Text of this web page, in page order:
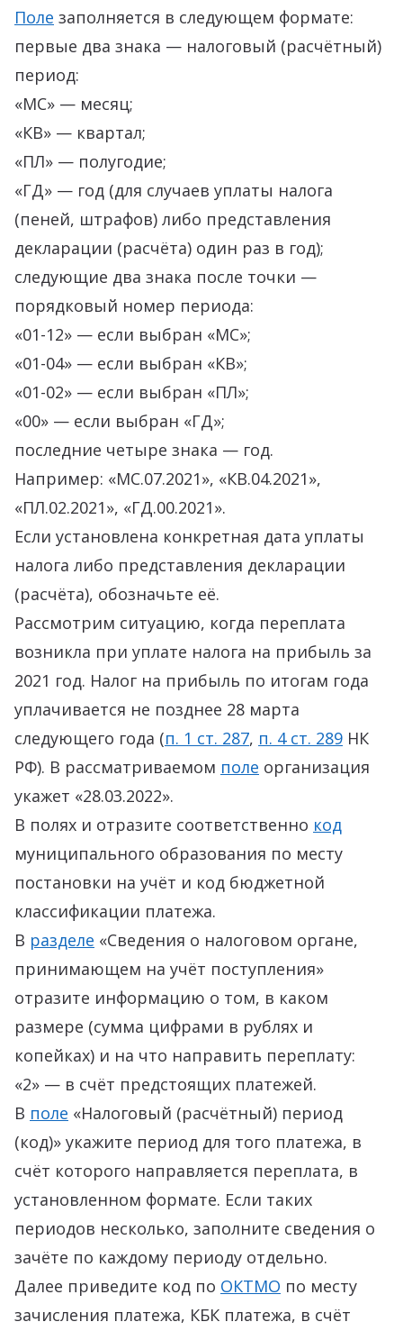
Поле заполняется в следующем формате:
первые два знака — налоговый (расчётный)
период:
«МС» — месяц;
«КВ» — квартал;
«ПЛ» — полугодие;
«ГД» — год (для случаев уплаты налога
(пеней, штрафов) либо представления
декларации (расчёта) один раз в год);
следующие два знака после точки —
порядковый номер периода:
«01-12» — если выбран «МС»;
«01-04» — если выбран «КВ»;
«01-02» — если выбран «ПЛ»;
«00» — если выбран «ГД»;
последние четыре знака — год.
Например: «МС.07.2021», «КВ.04.2021»,
«ПЛ.02.2021», «ГД.00.2021».
Если установлена конкретная дата уплаты
налога либо представления декларации
(расчёта), обозначьте её.
Рассмотрим ситуацию, когда переплата
возникла при уплате налога на прибыль за
2021 год. Налог на прибыль по итогам года
уплачивается не позднее 28 марта
следующего года (п. 1 ст. 287, п. 4 ст. 289 НК
РФ). В рассматриваемом поле организация
укажет «28.03.2022».
В полях и отразите соответственно код
муниципального образования по месту
постановки на учёт и код бюджетной
классификации платежа.
В разделе «Сведения о налоговом органе,
принимающем на учёт поступления»
отразите информацию о том, в каком
размере (сумма цифрами в рублях и
копейках) и на что направить переплату:
«2» — в счёт предстоящих платежей.
В поле «Налоговый (расчётный) период
(код)» укажите период для того платежа, в
счёт которого направляется переплата, в
установленном формате. Если таких
периодов несколько, заполните сведения о
зачёте по каждому периоду отдельно.
Далее приведите код по ОКТМО по месту
зачисления платежа, КБК платежа, в счёт